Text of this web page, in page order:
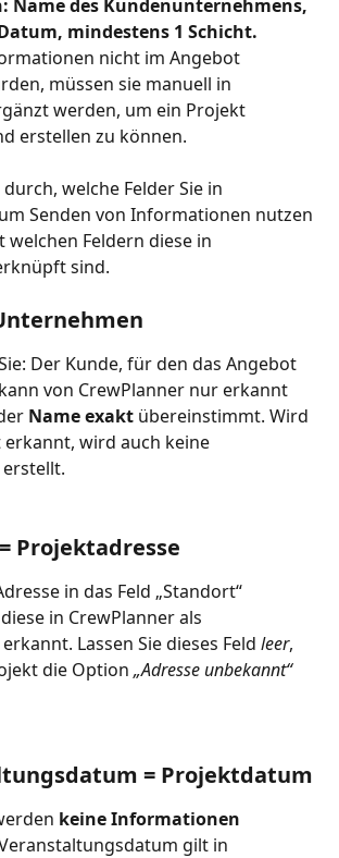
Name des Kundenunternehmens,
mindestens 1 Schicht.
nicht im Angebot
müssen sie manuell in
werden, um ein Projekt
erstellen zu können.
welche Felder Sie in
Senden von Informationen nutzen
Feldern diese in
sind.
Der Kunde, für den das Angebot
von CrewPlanner nur erkannt
Name exakt übereinstimmt. Wird
wird auch keine
Projektadresse
in das Feld „Standort“
in CrewPlanner als
Lassen Sie dieses Feld leer,
die Option „Adresse unbekannt“
= Projektdatum
keine Informationen
gilt in